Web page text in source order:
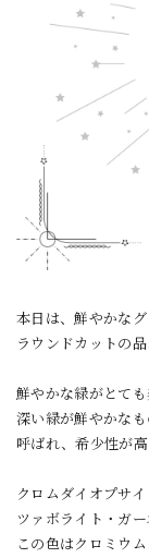
本日は、鮮やかな
ラウンドカットの品
鮮やかな緑がとても
深い緑が鮮やかな
呼ばれ、希少性が高
クロムダイオプサ
ツァボライト・ガ
この色はクロミウ